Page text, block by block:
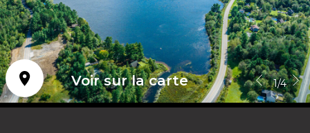
Voir sur la carte 1/4